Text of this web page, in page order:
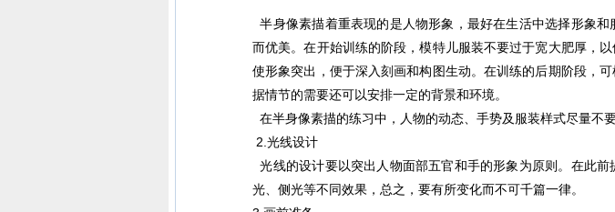
半身像素描着重表现的是人物形象，最好在生活中选择形象
而优美。在开始训练的阶段，模特儿服装不要过于宽大肥厚，
使形象突出，便于深入刻画和构图生动。在训练的后期阶段，
据情节的需要还可以安排一定的背景和环境。
在半身像素描的练习中，人物的动态、手势及服装样式尽量不
2.光线设计
光线的设计要以突出人物面部五官和手的形象为原则。在此
光、侧光等不同效果，总之，要有所变化而不可千篇一律。